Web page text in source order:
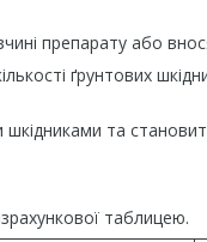
препарату або
ґрунтових
шкідниками та
таблицею.